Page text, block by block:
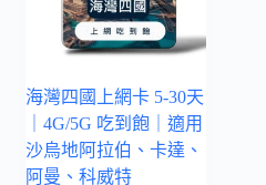
海灣四國上網卡 5-30天
｜4G/5G 吃到飽｜適用
沙烏地阿拉伯、卡達、
阿曼、科威特